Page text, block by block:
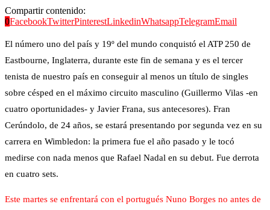
Compartir contenido:
0FacebookTwitterPinterestLinkedinWhatsappTelegramEmail
El número uno del país y 19º del mundo conquistó el ATP 250 de
Eastbourne, Inglaterra, durante este fin de semana y es el tercer
tenista de nuestro país en conseguir al menos un título de singles
sobre césped en el máximo circuito masculino (Guillermo Vilas -en
cuatro oportunidades- y Javier Frana, sus antecesores). Fran
Cerúndolo, de 24 años, se estará presentando por segunda vez en su
carrera en Wimbledon: la primera fue el año pasado y le tocó
medirse con nada menos que Rafael Nadal en su debut. Fue derrota
en cuatro sets.
Este martes se enfrentará con el portugués Nuno Borges no antes de